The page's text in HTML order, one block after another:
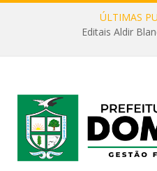
ÚLTIMAS
Editais Aldir